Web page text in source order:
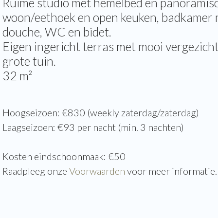
woon/eethoek en open keuken, badkamer
douche, WC en bidet.
Eigen ingericht terras met mooi
grote tuin.
32 m²
Hoogseizoen: €830 (weekly zaterdag/zaterdag)
Laagseizoen: €93 per nacht (min. 3 nachten)
Kosten eindschoonmaak: €50
Raadpleeg onze Voorwaarden voor meer informatie.